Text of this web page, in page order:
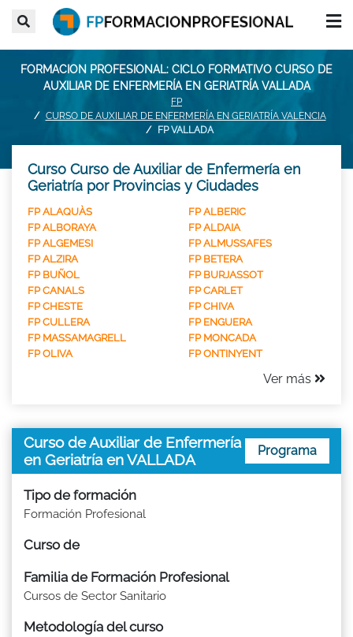
FORMACION PROFESIONAL: CICLO FORMATIVO CURSO DE
AUXILIAR DE ENFERMERÍA EN GERIATRÍA VALLADA
FP
CURSO DE AUXILIAR DE ENFERMERÍA EN GERIATRÍA VALENCIA
FP VALLADA
Curso Curso de Auxiliar de Enfermería en
Geriatría por Provincias y Ciudades
FP ALAQUÀS
FP ALBERIC
FP ALBORAYA
FP ALDAIA
FP ALGEMESI
FP ALMUSSAFES
FP ALZIRA
FP BETERA
FP BUÑOL
FP BURJASSOT
FP CANALS
FP CARLET
FP CHESTE
FP CHIVA
FP CULLERA
FP ENGUERA
FP MASSAMAGRELL
FP MONCADA
FP OLIVA
FP ONTINYENT
Ver más
Curso de Auxiliar de Enfermería
en Geriatría en VALLADA
Programa
Tipo de formación
Formación Profesional
Curso de
Familia de Formación Profesional
Cursos de Sector Sanitario
Metodología del curso